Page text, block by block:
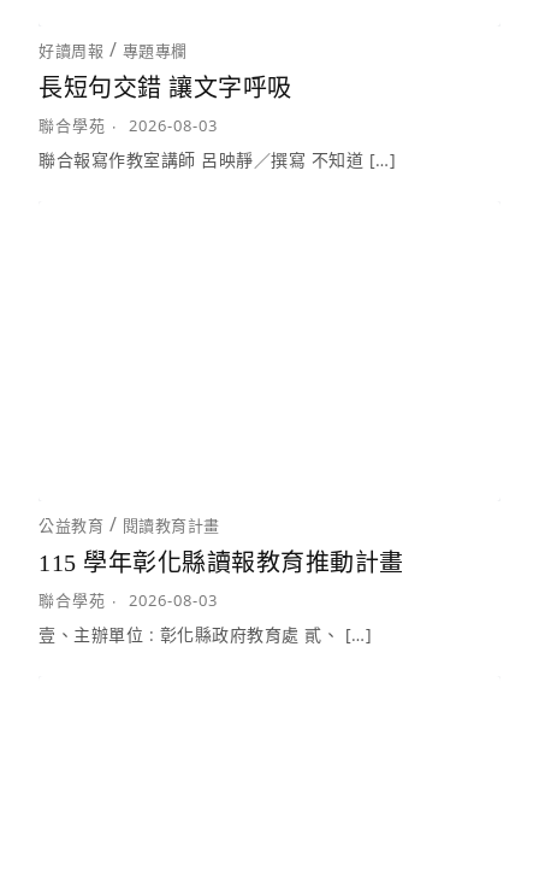
好讀周報 / 專題專欄
長短句交錯 讓文字呼吸
聯合學苑 2026-08-03
聯合報寫作教室講師 呂映靜／撰寫 不知道 […]
公益教育 / 閱讀教育計畫
115 學年彰化縣讀報教育推動計畫
聯合學苑 2026-08-03
壹、主辦單位 : 彰化縣政府教育處 貳、 […]